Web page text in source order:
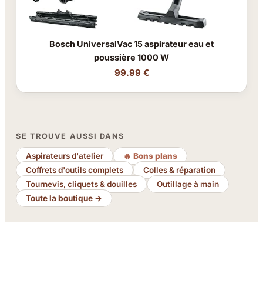
Bosch UniversalVac 15 aspirateur eau et
poussière 1000 W
99.99 €
SE TROUVE AUSSI DANS
Aspirateurs d'atelier
🔥 Bons plans
Coffrets d'outils complets
Colles & réparation
Tournevis, cliquets & douilles
Outillage à main
Toute la boutique →